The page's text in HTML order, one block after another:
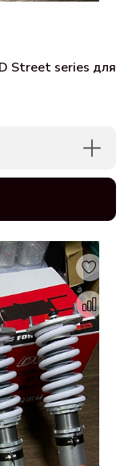
Street series для